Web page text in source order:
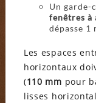
Un
fenêtres à
dépasse 1
Les espaces
horizontaux
(110 mm pour
lisses